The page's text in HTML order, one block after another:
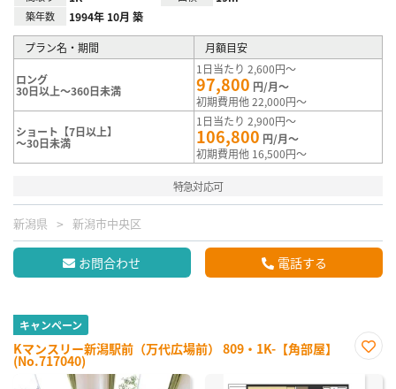
築年数 1994年 10月 築
プラン名・期間 月額目安
ロング
30日以上～360日未満
1日当たり 2,600円～
97,800 円/月～
初期費用他 22,000円～
ショート【7日以上】
～30日未満
1日当たり 2,900円～
106,800 円/月～
初期費用他 16,500円～
特急対応可
新潟県 新潟市中央区
お問合わせ 電話する
キャンペーン
Kマンスリー新潟駅前（万代広場前） 809・1K-【角部屋】
(No.717040)
に入